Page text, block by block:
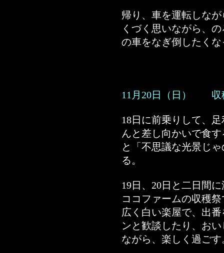
帰り、車を運転しな
くづく思いながら、
の車をなぎ倒したくな
11月20日（日） 収
18日に前乗りして、
んと差し向かいで食
と「不思議な光景じ
る。
19日、20日と二日間
ココファームの収穫
広く白い楽屋で、出
ンと歓談したり、お
ながら、楽しく過ごす